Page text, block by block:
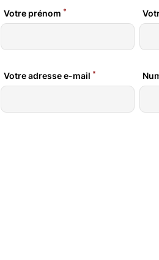
Votre prénom *
Votre adresse e-mail *